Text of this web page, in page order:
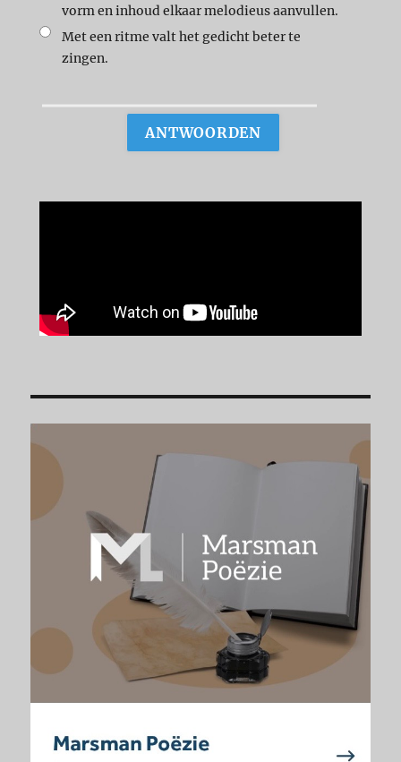
vorm en inhoud elkaar melodieus aanvullen.
Met een ritme valt het gedicht beter te
zingen.